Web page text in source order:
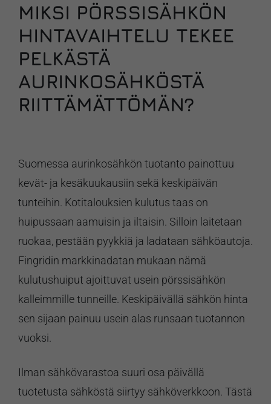
MIKSI PÖRSSISÄHKÖN
HINTAVAIHTELU TEKEE
PELKÄSTÄ
AURINKOSÄHKÖSTÄ
RIITTÄMÄTTÖMÄN?
Suomessa aurinkosähkön tuotanto painottuu
kevät- ja kesäkuukausiin sekä keskipäivän
tunteihin. Kotitalouksien kulutus taas on
huipussaan aamuisin ja iltaisin. Silloin laitetaan
ruokaa, pestään pyykkiä ja ladataan sähköautoja.
Fingridin markkinadatan mukaan nämä
kulutushuiput ajoittuvat usein pörssisähkön
kalleimmille tunneille. Keskipäivällä sähkön hinta
sen sijaan painuu usein alas runsaan tuotannon
vuoksi.
Ilman sähkövarastoa suuri osa päivällä
tuotetusta sähköstä siirtyy sähköverkkoon. Tästä